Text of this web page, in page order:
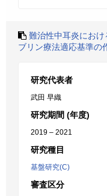
難治性中耳炎にお
ブリン療法適応基準の
研究代表者
武田 早織
研究期間 (年度)
2019 – 2021
研究種目
基盤研究(C)
審査区分